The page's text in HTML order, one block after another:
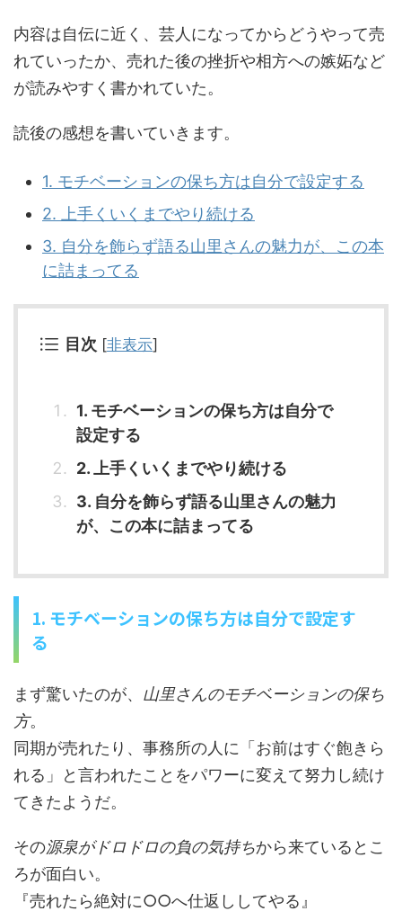
内容は自伝に近く、芸人になってからどうやって売
れていったか、売れた後の挫折や相方への嫉妬など
が読みやすく書かれていた。
読後の感想を書いていきます。
1. モチベーションの保ち方は自分で設定する
2. 上手くいくまでやり続ける
3. 自分を飾らず語る山里さんの魅力が、この本
に詰まってる
目次 [非表示]
1. モチベーションの保ち方は自分で
設定する
2. 上手くいくまでやり続ける
3. 自分を飾らず語る山里さんの魅力
が、この本に詰まってる
1. モチベーションの保ち方は自分で設定す
る
まず驚いたのが、 山里さんのモチベーションの保ち
方。
同期が売れたり、事務所の人に「お前はすぐ飽きら
れる」と言われたことをパワーに変えて努力し続け
てきたようだ。
その源泉がドロドロの負の気持ちから来ているとこ
ろが面白い。
『売れたら絶対に○○へ仕返ししてやる』